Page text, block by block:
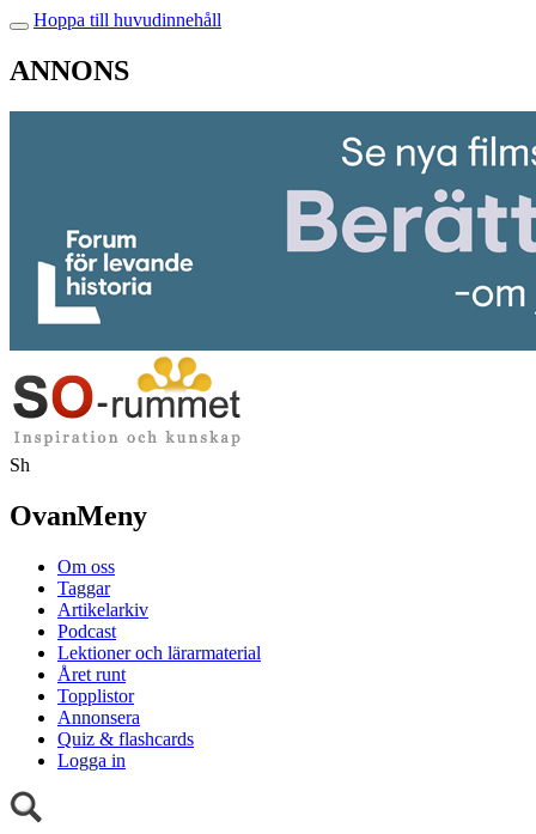
Hoppa till huvudinnehåll
ANNONS
Sh
OvanMeny
Om oss
Taggar
Artikelarkiv
Podcast
Lektioner och lärarmaterial
Året runt
Topplistor
Annonsera
Quiz & flashcards
Logga in